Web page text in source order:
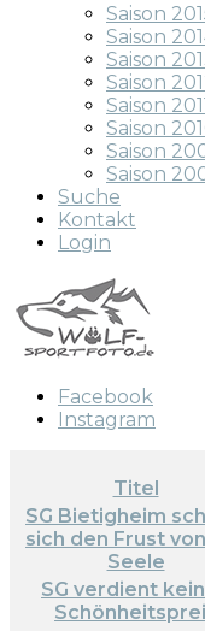
Saison
Saison
Saison
Saison
Saison
Saison
Saison
Saison
Suche
Kontakt
Login
Facebook
Instagram
Titel
SG Bietigheim
sich den Frust
Seele
SG verdient